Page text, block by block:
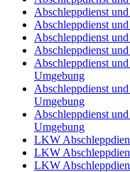
Abschleppdienst
Abschleppdienst
Abschleppdienst
Abschleppdienst
Abschleppdienst
Umgebung
Abschleppdienst
Umgebung
Abschleppdienst
Umgebung
LKW
LKW
LKW